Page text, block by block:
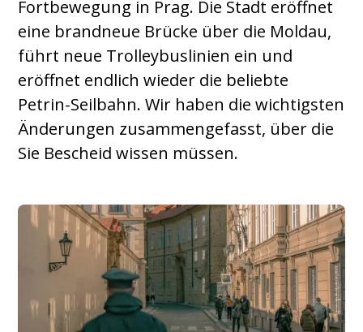
Fortbewegung in Prag. Die Stadt eröffnet
eine brandneue Brücke über die Moldau,
führt neue Trolleybuslinien ein und
eröffnet endlich wieder die beliebte
Petrin-Seilbahn. Wir haben die wichtigsten
Änderungen zusammengefasst, über die
Sie Bescheid wissen müssen.